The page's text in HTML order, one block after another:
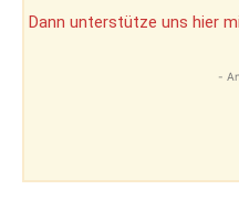
Dann unterstütze uns hier
-